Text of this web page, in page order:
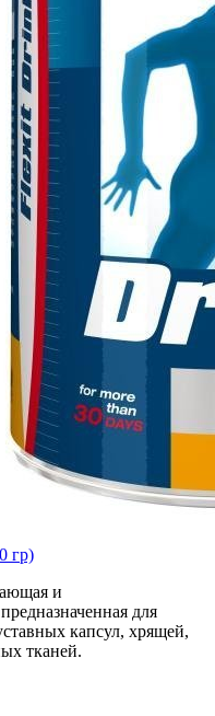
гр)
и
для
капсул, хрящей,
тканей.